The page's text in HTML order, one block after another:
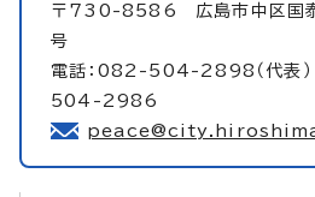
〒730-8586 広島市中区国
号
電話：082-504-2898（代表
504-2986